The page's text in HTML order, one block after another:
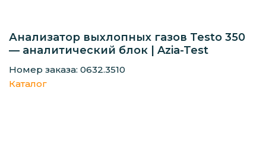
Анализатор выхлопных газов Testo 350
— аналитический блок | Azia-Test
Номер заказа: 0632.3510
Каталог